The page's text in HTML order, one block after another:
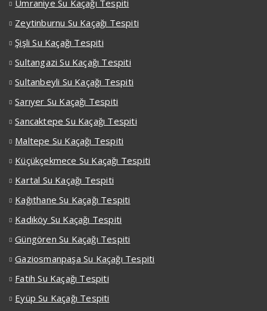
Ümraniye Su Kaçağı Tespiti
Zeytinburnu Su Kaçağı Tespiti
Şişli Su Kaçağı Tespiti
Sultangazi Su Kaçağı Tespiti
Sultanbeyli Su Kaçağı Tespiti
Sarıyer Su Kaçağı Tespiti
Sancaktepe Su Kaçağı Tespiti
Maltepe Su Kaçağı Tespiti
Küçükçekmece Su Kaçağı Tespiti
Kartal Su Kaçağı Tespiti
Kağıthane Su Kaçağı Tespiti
Kadıköy Su Kaçağı Tespiti
Güngören Su Kaçağı Tespiti
Gaziosmanpaşa Su Kaçağı Tespiti
Fatih Su Kaçağı Tespiti
Eyüp Su Kaçağı Tespiti